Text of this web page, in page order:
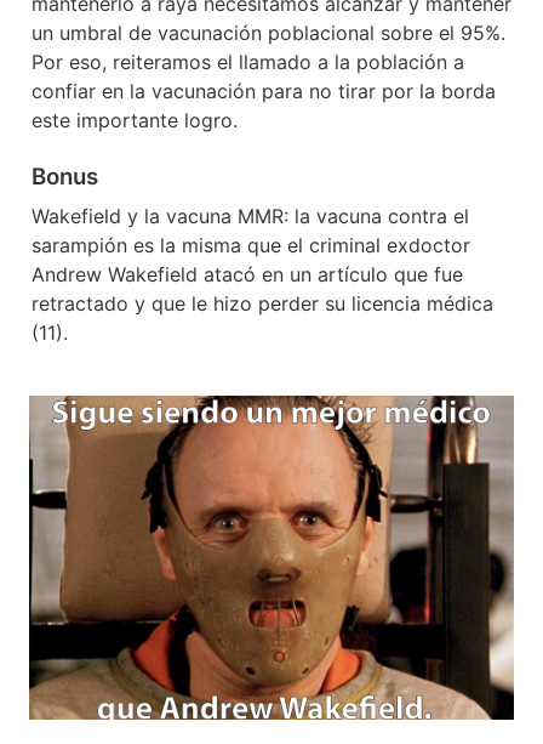
un umbral de vacunación poblacional sobre el 95%.
Por eso, reiteramos el llamado a la población a
confiar en la vacunación para no tirar por la borda
este importante logro.
Bonus
Wakefield y la vacuna MMR: la vacuna contra el
sarampión es la misma que el criminal exdoctor
Andrew Wakefield atacó en un artículo que fue
retractado y que le hizo perder su licencia médica
(11).